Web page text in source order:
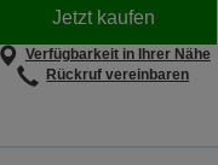
Jetzt kaufen
Verfügbarkeit in Ihrer Nähe
Rückruf vereinbaren